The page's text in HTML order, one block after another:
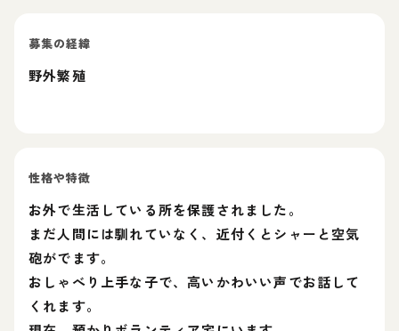
募集の経緯
野外繁殖
性格や特徴
お外で生活している所を保護されました。
まだ人間には馴れていなく、近付くとシャーと空気
砲がでます。
おしゃべり上手な子で、高いかわいい声でお話して
くれます。